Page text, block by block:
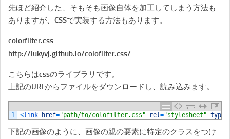
先ほど紹介した、そもそも画像自体を加工してしまう方法も
ありますが、CSSで実装する方法もあります。
colorfilter.css
http://lukyvj.github.io/colofilter.css/
こちらはcssのライブラリです。
上記のURLからファイルをダウンロードし、読み込みます。
1 <link href="path/to/colofilter.css" rel="stylesheet" type
下記の画像のように、画像の親の要素に特定のクラスをつけ